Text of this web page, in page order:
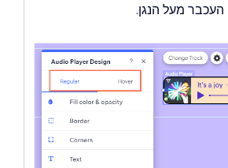
העכבר מעל הנגן.